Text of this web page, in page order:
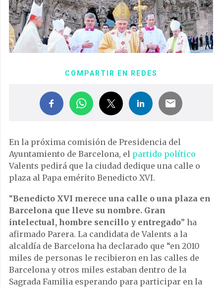
COMPARTIR EN REDES
En la próxima comisión de Presidencia del
Ayuntamiento de Barcelona, el partido político
Valents pedirá que la ciudad dedique una calle o
plaza al Papa emérito Benedicto XVI.
“Benedicto XVI merece una calle o una plaza en
Barcelona que lleve su nombre. Gran
intelectual, hombre sencillo y entregado” ha
afirmado Parera. La candidata de Valents a la
alcaldía de Barcelona ha declarado que “en 2010
miles de personas le recibieron en las calles de
Barcelona y otros miles estaban dentro de la
Sagrada Familia esperando para participar en la